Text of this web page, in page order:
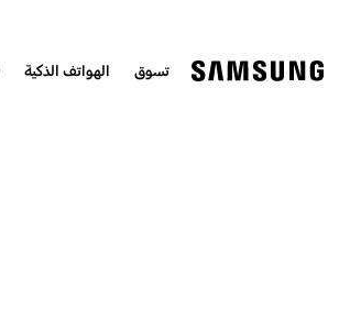
تسوق الهواتف الذكية